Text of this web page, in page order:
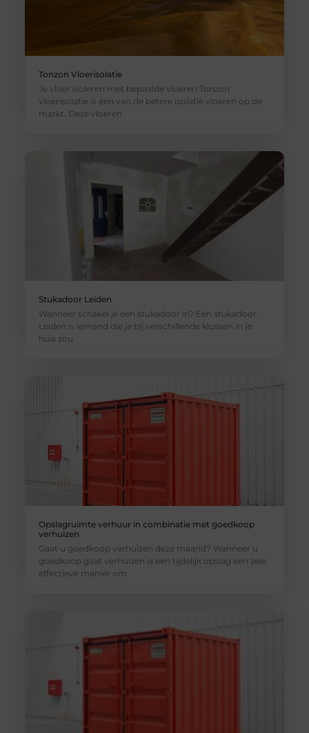
Tonzon Vloerisolatie
Je vloer isoleren met bepaalde vloeren Tonzon
vloerisolatie is één van de betere isolatie vloeren op de
markt. Deze vloeren
Stukadoor Leiden
Wanneer schakel je een stukadoor in? Een stukadoor
Leiden is iemand die je bij verschillende klussen in je
huis zou
Opslagruimte verhuur in combinatie met goedkoop
verhuizen
Gaat u goedkoop verhuizen deze maand? Wanneer u
goedkoop gaat verhuizen is een tijdelijk opslag een zeer
effectieve manier om